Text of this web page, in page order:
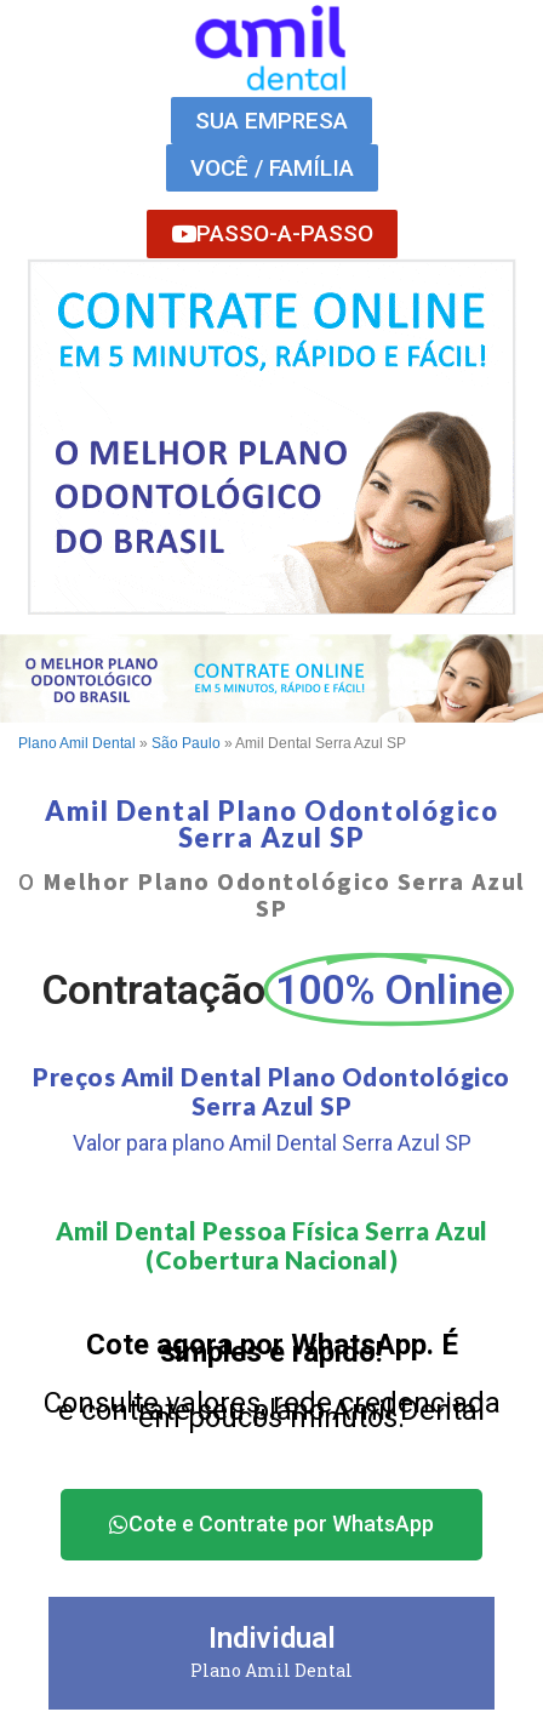
SUA EMPRESA
VOCÊ / FAMÍLIA
PASSO-A-PASSO
Plano Amil Dental » São Paulo » Amil Dental Serra Azul SP
Amil Dental Plano Odontológico
Serra Azul SP
O Melhor Plano Odontológico Serra Azul
SP
Contratação 100% Online
Preços Amil Dental Plano Odontológico
Serra Azul SP
Valor para plano Amil Dental Serra Azul SP
Amil Dental Pessoa Física Serra Azul
(Cobertura Nacional)​
Cote agora por WhatsApp. É
simples e rápido!
Consulte valores, rede credenciada
e contrate seu plano Amil Dental
em poucos minutos.
Cote e Contrate por WhatsApp
Individual
Plano Amil Dental